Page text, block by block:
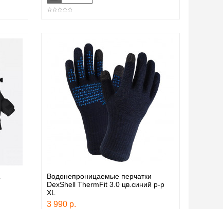
Водонепроницаемые перчатки
DexShell ThermFit 3.0 цв.синий р-р
XL
3 990 р.